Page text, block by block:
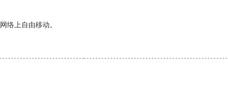
络上自由移动。